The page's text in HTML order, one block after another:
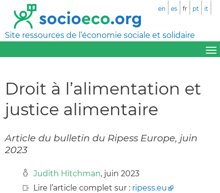
Site ressources de l’économie sociale et solidaire
en es fr pt it
Droit à l’alimentation et
justice alimentaire
Article du bulletin du Ripess Europe, juin
2023
Judith Hitchman, juin 2023
Lire l’article complet sur : ripess.eu